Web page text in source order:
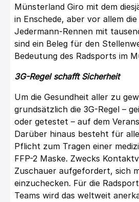
Münsterland Giro mit dem
in Enschede, aber vor allem
Jedermann-Rennen mit
sind ein Beleg für den
Bedeutung des Radsports im
3G-Regel schafft Sicherheit
Um die Gesundheit aller zu
grundsätzlich die 3G-Regel –
oder getestet – auf dem
Darüber hinaus besteht für
Pflicht zum Tragen einer
FFP-2 Maske. Zwecks
Zuschauer aufgefordert, sich
einzuchecken. Für die
Teams wird das weltweit